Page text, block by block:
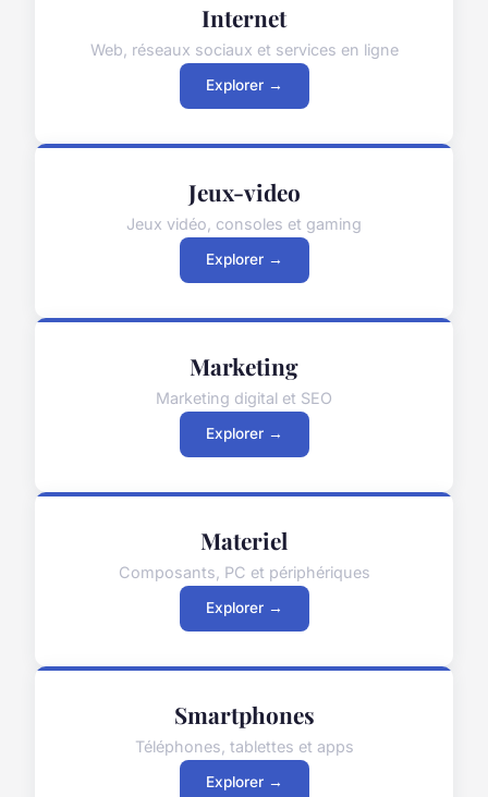
Internet
Web, réseaux sociaux et services en ligne
Explorer →
Jeux-video
Jeux vidéo, consoles et gaming
Explorer →
Marketing
Marketing digital et SEO
Explorer →
Materiel
Composants, PC et périphériques
Explorer →
Smartphones
Téléphones, tablettes et apps
Explorer →